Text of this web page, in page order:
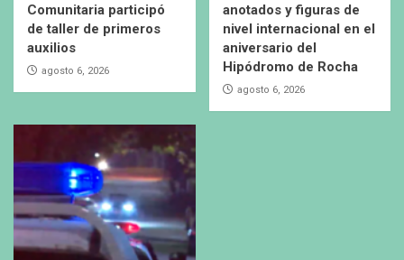
Comunitaria participó
de taller de primeros
auxilios
agosto 6, 2026
anotados y figuras de
nivel internacional en el
aniversario del
Hipódromo de Rocha
agosto 6, 2026